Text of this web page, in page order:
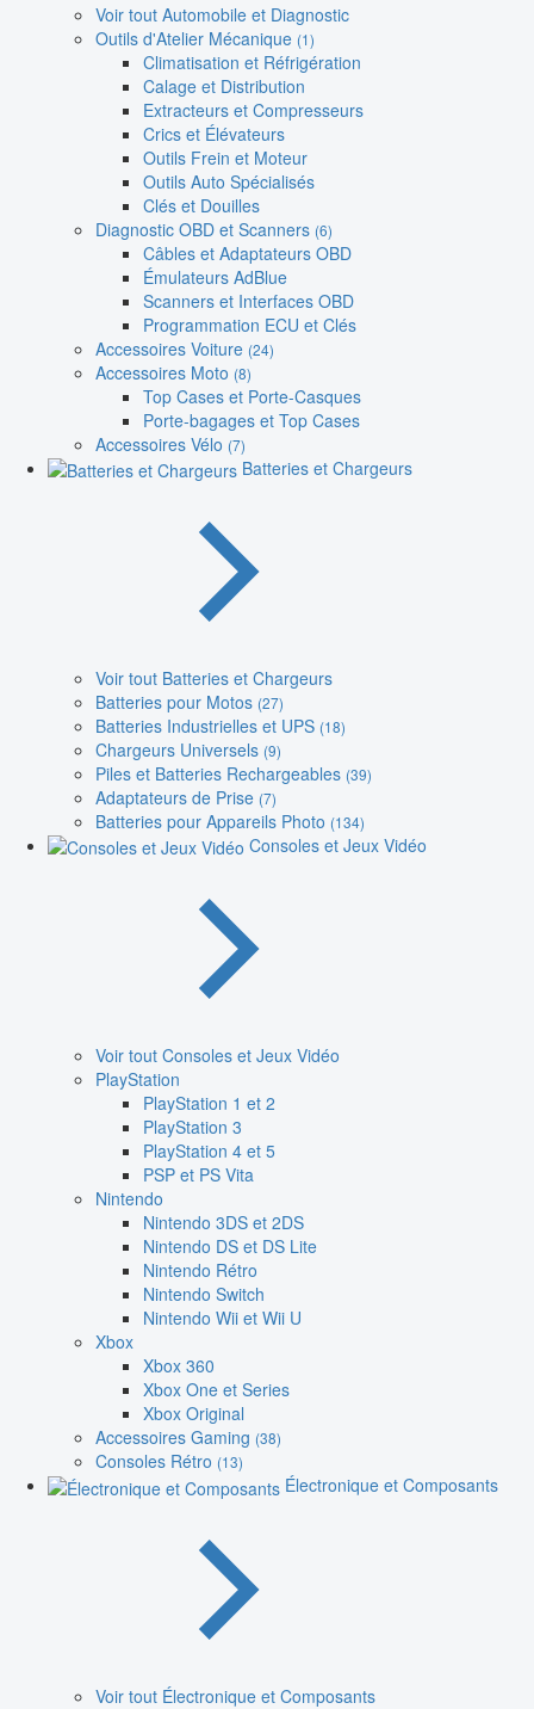
Voir tout Automobile et Diagnostic
Outils d'Atelier Mécanique (1)
Climatisation et Réfrigération
Calage et Distribution
Extracteurs et Compresseurs
Crics et Élévateurs
Outils Frein et Moteur
Outils Auto Spécialisés
Clés et Douilles
Diagnostic OBD et Scanners (6)
Câbles et Adaptateurs OBD
Émulateurs AdBlue
Scanners et Interfaces OBD
Programmation ECU et Clés
Accessoires Voiture (24)
Accessoires Moto (8)
Top Cases et Porte-Casques
Porte-bagages et Top Cases
Accessoires Vélo (7)
Batteries et Chargeurs
Voir tout Batteries et Chargeurs
Batteries pour Motos (27)
Batteries Industrielles et UPS (18)
Chargeurs Universels (9)
Piles et Batteries Rechargeables (39)
Adaptateurs de Prise (7)
Batteries pour Appareils Photo (134)
Consoles et Jeux Vidéo
Voir tout Consoles et Jeux Vidéo
PlayStation
PlayStation 1 et 2
PlayStation 3
PlayStation 4 et 5
PSP et PS Vita
Nintendo
Nintendo 3DS et 2DS
Nintendo DS et DS Lite
Nintendo Rétro
Nintendo Switch
Nintendo Wii et Wii U
Xbox
Xbox 360
Xbox One et Series
Xbox Original
Accessoires Gaming (38)
Consoles Rétro (13)
Électronique et Composants
Voir tout Électronique et Composants